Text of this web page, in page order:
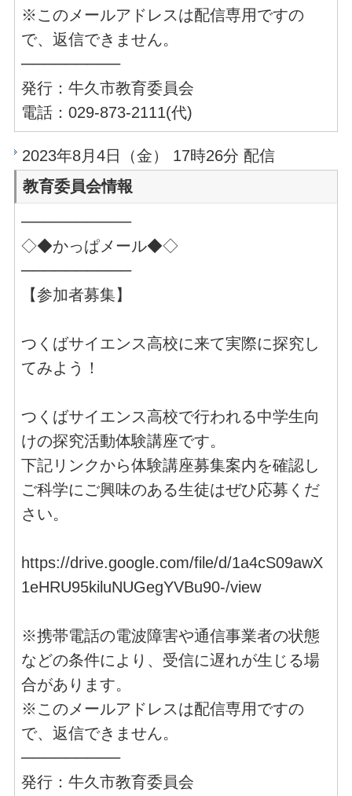
※このメールアドレスは配信専用ですの
で、返信できません。
─────────
発行：牛久市教育委員会
電話：029-873-2111(代)
2023年8月4日（金） 17時26分 配信
教育委員会情報
──────────
◇◆かっぱメール◆◇
──────────
【参加者募集】
つくばサイエンス高校に来て実際に探究し
てみよう！
つくばサイエンス高校で行われる中学生向
けの探究活動体験講座です。
下記リンクから体験講座募集案内を確認し
ご科学にご興味のある生徒はぜひ応募くだ
さい。
https://drive.google.com/file/d/1a4cS09awX
1eHRU95kiluNUGegYVBu90-/view
※携帯電話の電波障害や通信事業者の状態
などの条件により、受信に遅れが生じる場
合があります。
※このメールアドレスは配信専用ですの
で、返信できません。
─────────
発行：牛久市教育委員会